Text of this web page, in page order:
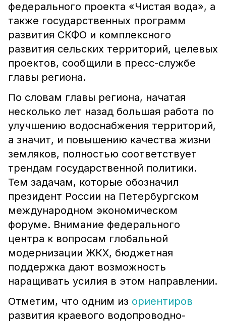
федерального проекта «Чистая вода», а
также государственных программ
развития СКФО и комплексного
развития сельских территорий, целевых
проектов, сообщили в пресс-службе
главы региона.
По словам главы региона, начатая
несколько лет назад большая работа по
улучшению водоснабжения территорий,
а значит, и повышению качества жизни
земляков, полностью соответствует
трендам государственной политики.
Тем задачам, которые обозначил
президент России на Петербургском
международном экономическом
форуме. Внимание федерального
центра к вопросам глобальной
модернизации ЖКХ, бюджетная
поддержка дают возможность
наращивать усилия в этом направлении.
Отметим, что одним из ориентиров
развития краевого водопроводно-